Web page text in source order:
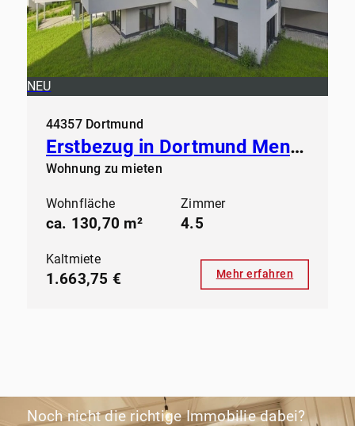
NEU
44357 Dortmund
Erstbezug in Dortmund Mengede - Modernes Wohnen ab sofort
Wohnung zu mieten
Wohnfläche
ca. 130,70 m²
Zimmer
4.5
Kaltmiete
1.663,75 € Mehr erfahren
Noch nicht die richtige Immobilie dabei?